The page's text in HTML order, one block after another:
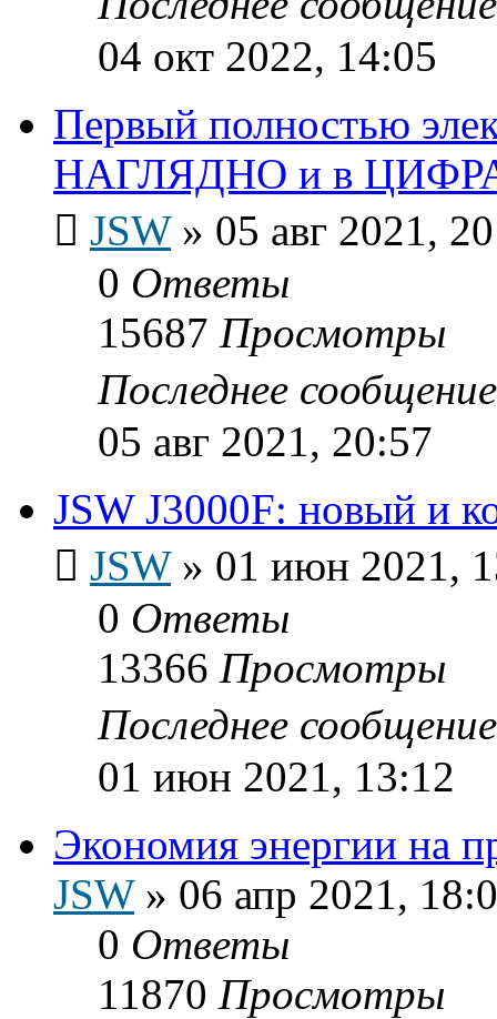
04 окт 2022, 14:05
Первый полностью
НАГЛЯДНО и в
JSW» 05 авг 2021,
0 Ответы
15687 Просмотры
Последнее
05 авг 2021, 20:57
JSW J3000F: новый и
JSW» 01 июн 2021,
0 Ответы
13366 Просмотры
Последнее
01 июн 2021, 13:12
Экономия энергии на
JSW» 06 апр 2021,
0 Ответы
11870 Просмотры